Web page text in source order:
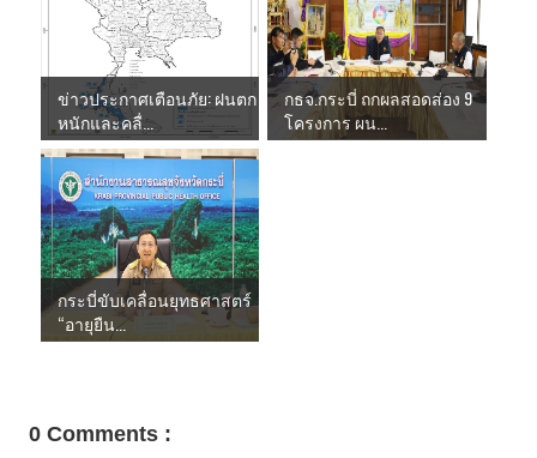
ข่าวประกาศเตือนภัย: ฝนตก
หนักและคลื่...
กธจ.กระบี่ ถกผลสอดส่อง 9
โครงการ ผน...
กระบี่ขับเคลื่อนยุทธศาสตร์
“อายุยืน...
0 Comments :